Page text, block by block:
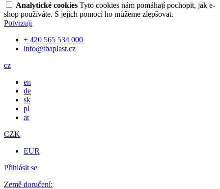
Analytické cookies Tyto cookies nám pomáhají pochopit, jak e-
shop používáte. S jejich pomocí ho můžeme zlepšovat.
Potvrzuji
+ 420 565 534 000
info@tbaplast.cz
cz
en
de
sk
pl
at
CZK
EUR
Přihlásit se
Země doručení: